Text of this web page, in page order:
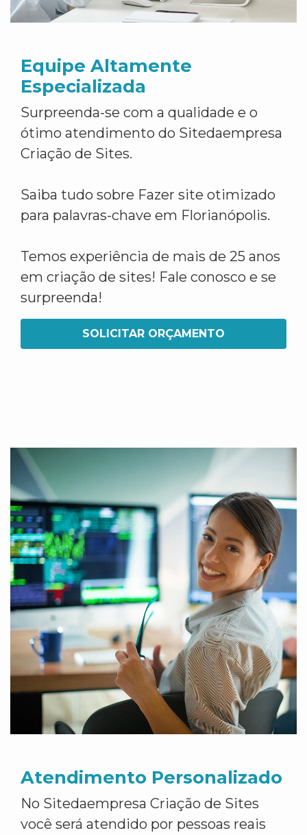
Equipe Altamente
Especializada
Surpreenda-se com a qualidade e o
ótimo atendimento do Sitedaempresa
Criação de Sites.
Saiba tudo sobre Fazer site otimizado
para palavras-chave em Florianópolis.
Temos experiência de mais de 25 anos
em criação de sites! Fale conosco e se
surpreenda!
SOLICITAR ORÇAMENTO
Atendimento Personalizado
No Sitedaempresa Criação de Sites
você será atendido por pessoas reais